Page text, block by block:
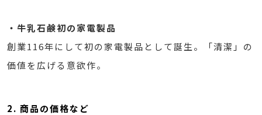
・牛乳石鹸初の家電製品
創業116年にして初の家電製品として誕生。「清潔」の
価値を広げる意欲作。
2. 商品の価格など